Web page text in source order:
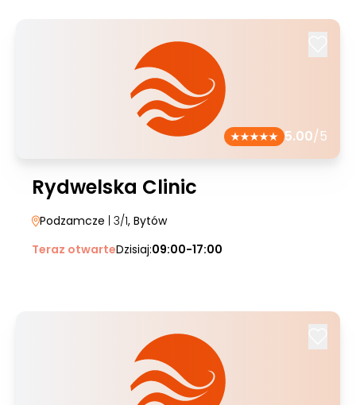
5.00/5
Rydwelska Clinic
Podzamcze | 3/1, Bytów
Teraz otwarteDzisiaj:09:00-17:00